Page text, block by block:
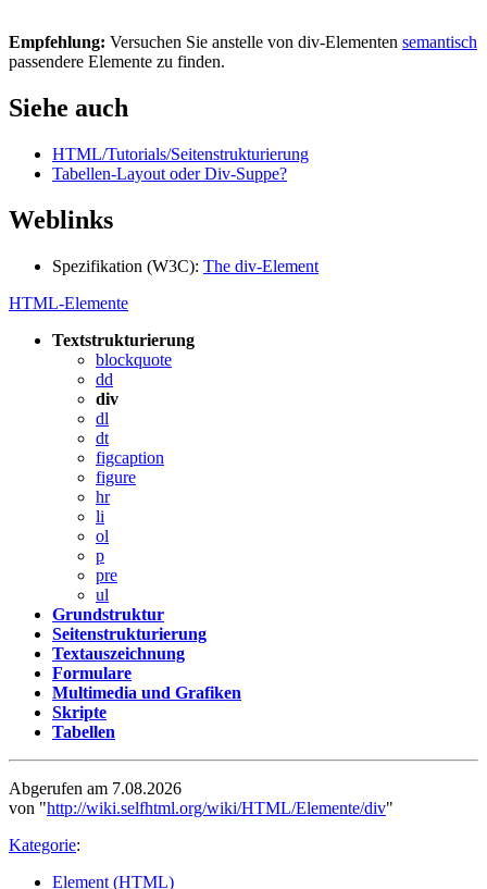
Empfehlung: Versuchen Sie anstelle von div-Elementen semantisch
passendere Elemente zu finden.
Siehe auch
HTML/Tutorials/Seitenstrukturierung
Tabellen-Layout oder Div-Suppe?
Weblinks
Spezifikation (W3C): The div-Element
HTML-Elemente
Textstrukturierung
blockquote
dd
div
dl
dt
figcaption
figure
hr
li
ol
p
pre
ul
Grundstruktur
Seitenstrukturierung
Textauszeichnung
Formulare
Multimedia und Grafiken
Skripte
Tabellen
Abgerufen am 7.08.2026
von "http://wiki.selfhtml.org/wiki/HTML/Elemente/div"
Kategorie:
Element (HTML)